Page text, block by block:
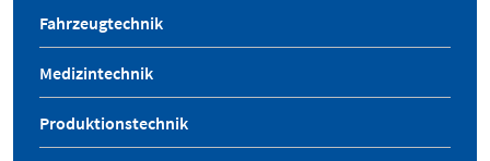
Fahrzeugtechnik
Medizintechnik
Produktionstechnik